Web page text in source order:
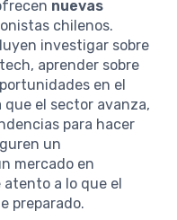
nuevas
chilenos.
investigar sobre
aprender sobre
en el
el sector avanza,
para hacer
un
mercado en
a lo que el
preparado.